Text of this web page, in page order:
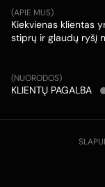
(APIE MUS)
Kiekvienas klientas
stiprų ir glaudų ryšį
(NUORODOS)
KLIENTŲ PAGALBA